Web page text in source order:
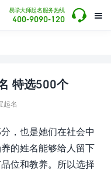

易学大师起名服务热线
400-9090-120 
特选500个
起名
，也是她们在社会中
的姓名能够给人留下
位和教养。所以选择